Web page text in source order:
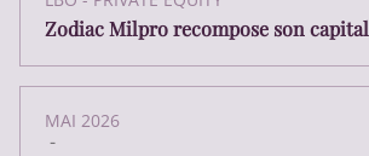
Zodiac Milpro recompose son capital
MAI 2026
-